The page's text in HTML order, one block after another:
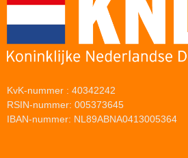
KvK-nummer : 40342242
RSIN-nummer: 005373645
IBAN-nummer: NL89ABNA0413005364